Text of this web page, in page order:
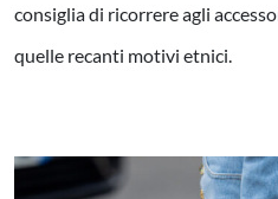
consiglia di ricorrere agli
quelle recanti motivi etnici.